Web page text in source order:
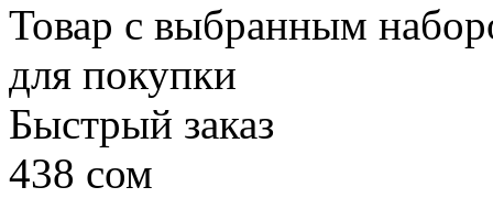
Товар с выбранным
для покупки
Быстрый заказ
438 сом